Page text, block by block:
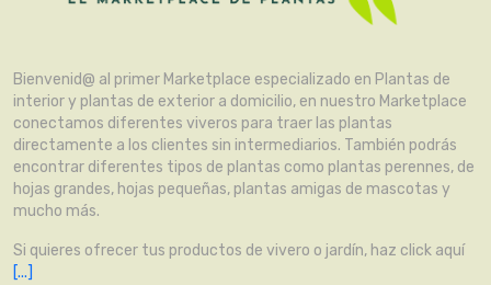
Bienvenid@ al primer Marketplace especializado en Plantas de
interior y plantas de exterior a domicilio, en nuestro Marketplace
conectamos diferentes viveros para traer las plantas
directamente a los clientes sin intermediarios. También podrás
encontrar diferentes tipos de plantas como plantas perennes, de
hojas grandes, hojas pequeñas, plantas amigas de mascotas y
mucho más.
Si quieres ofrecer tus productos de vivero o jardín, haz click aquí
[...]